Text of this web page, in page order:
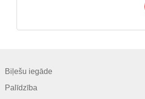
Biļešu iegāde
Palīdzība